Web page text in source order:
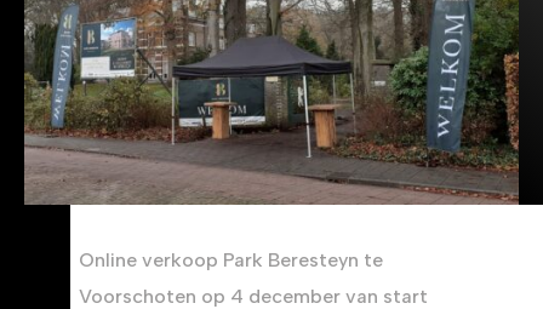
Online verkoop Park Beresteyn te
Voorschoten op 4 december van start